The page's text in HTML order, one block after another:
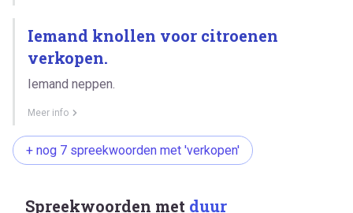
Iemand knollen voor citroenen
verkopen.
Iemand neppen.
Meer info
+ nog 7 spreekwoorden met 'verkopen'
Spreekwoorden met duur